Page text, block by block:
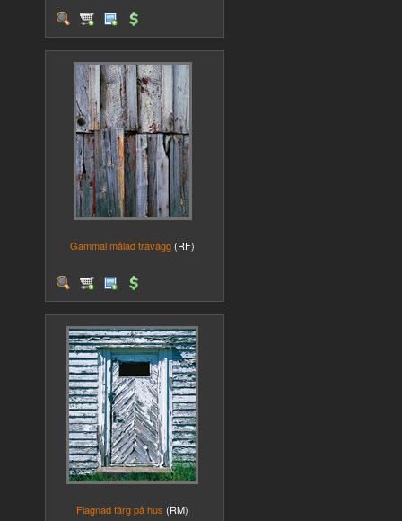
Gammal målad trävägg (RF)
Flagnad färg på hus (RM)